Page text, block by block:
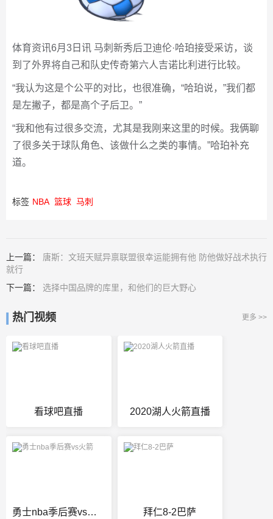
体育资讯6月3日讯 马刺新秀后卫迪伦·哈珀接受采访，谈
到了外界将自己和队史传奇第六人吉诺比利进行比较。
“我认为这是个公平的对比，也很准确，“哈珀说，”我们都
是左撇子，都是高个子后卫。”
“我和他有过很多交流，尤其是我刚来这里的时候。我俩聊
了很多关于球队角色、该做什么之类的事情。”哈珀补充
道。
标签 NBA 篮球 马刺
上一篇： 唐斯：文班天赋异禀联盟很幸运能拥有他 防他做好战术执行
就行
下一篇： 选择中国品牌的库里，和他们的巨大野心
热门视频 更多 >>
看球吧直播 2020湖人火箭直播
勇士nba季后赛vs火箭 拜仁8-2巴萨